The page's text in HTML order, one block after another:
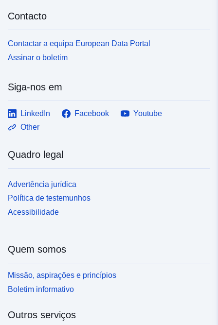
Contacto
Contactar a equipa European Data Portal
Assinar o boletim
Siga-nos em
LinkedIn Facebook
Youtube
Other
Quadro legal
Advertência jurídica
Política de testemunhos
Acessibilidade
Quem somos
Missão, aspirações e princípios
Boletim informativo
Outros serviços